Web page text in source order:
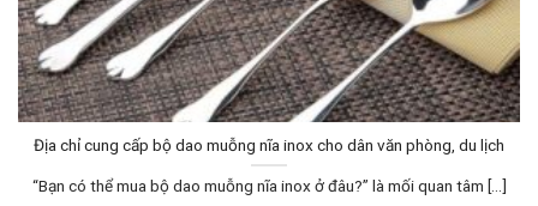
Địa chỉ cung cấp bộ dao muỗng nĩa inox cho dân văn phòng, du lịch
“Bạn có thể mua bộ dao muỗng nĩa inox ở đâu?” là mối quan tâm [...]